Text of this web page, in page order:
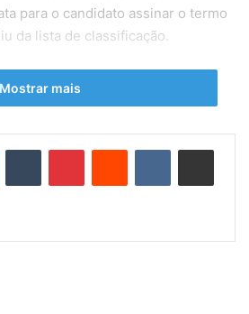
para o candidato assinar o termo
da lista de classificação.
Napoleão Nunes Maia Filho, é
a exclusão do candidato que não
mas a peculiaridade do caso não
objeto do controle jurisdicional
Mostrar mais